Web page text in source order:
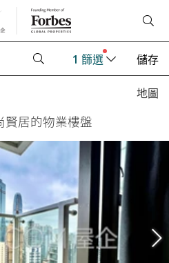
1 篩選 儲存
地圖
賢居的物業樓盤